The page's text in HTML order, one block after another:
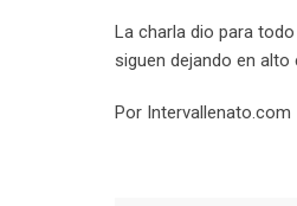
La charla dio para
siguen dejando en
Por Intervallenato.com